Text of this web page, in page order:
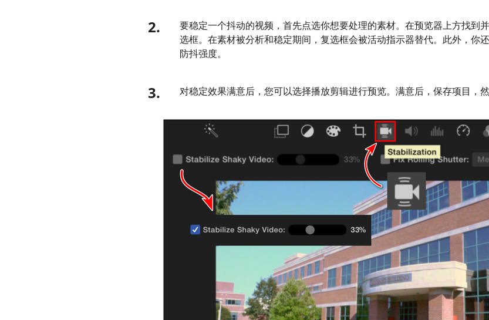
2. 要稳定一个抖动的视频，首先点选你想要处理的素材。在预览器上方找到
选框。在素材被分析和稳定期间，复选框会被活动指示器替代。此外，你
防抖强度。
3. 对稳定效果满意后，您可以选择播放剪辑进行预览。满意后，保存项目，然